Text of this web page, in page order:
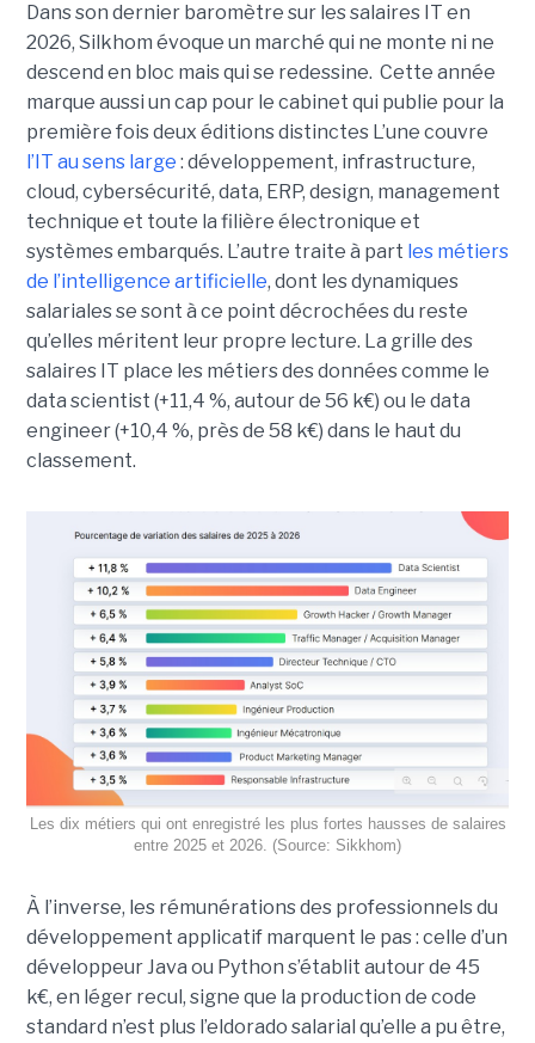
Dans son dernier baromètre sur les salaires IT en
2026, Silkhom évoque un marché qui ne monte ni ne
descend en bloc mais qui se redessine. Cette année
marque aussi un cap pour le cabinet qui publie pour la
première fois deux éditions distinctes L’une couvre
l’IT au sens large : développement, infrastructure,
cloud, cybersécurité, data, ERP, design, management
technique et toute la filière électronique et
systèmes embarqués. L’autre traite à part les métiers
de l’intelligence artificielle, dont les dynamiques
salariales se sont à ce point décrochées du reste
qu’elles méritent leur propre lecture. La grille des
salaires IT place les métiers des données comme le
data scientist (+11,4 %, autour de 56 k€) ou le data
engineer (+10,4 %, près de 58 k€) dans le haut du
classement.
Les dix métiers qui ont enregistré les plus fortes hausses de salaires
entre 2025 et 2026. (Source: Sikkhom)
À l’inverse, les rémunérations des professionnels du
développement applicatif marquent le pas : celle d’un
développeur Java ou Python s’établit autour de 45
k€, en léger recul, signe que la production de code
standard n’est plus l’eldorado salarial qu’elle a pu être,